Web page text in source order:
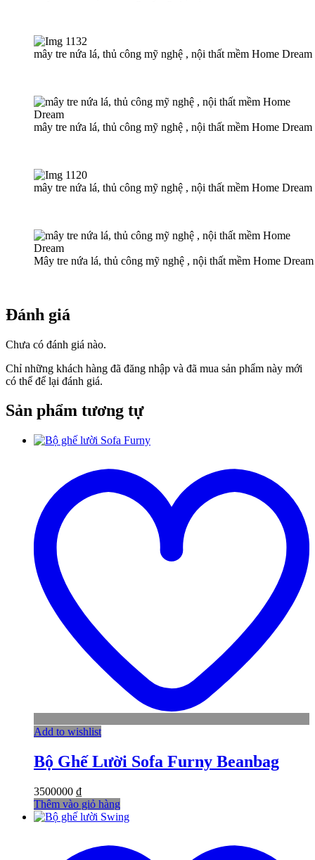
mây tre nứa lá, thủ công mỹ nghệ , nội thất mềm Home Dream
mây tre nứa lá, thủ công mỹ nghệ , nội thất mềm Home Dream
mây tre nứa lá, thủ công mỹ nghệ , nội thất mềm Home Dream
Mây tre nứa lá, thủ công mỹ nghệ , nội thất mềm Home Dream
Đánh giá
Chưa có đánh giá nào.
Chỉ những khách hàng đã đăng nhập và đã mua sản phẩm này mới
có thể để lại đánh giá.
Sản phẩm tương tự
Add to wishlist
Bộ Ghế Lười Sofa Furny Beanbag
3500000 ₫
Thêm vào giỏ hàng